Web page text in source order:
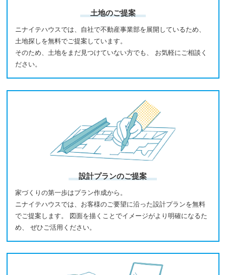
土地のご提案
ニナイテハウスでは、自社で不動産事業部を展開しているため、
土地探しを無料でご提案しています。
そのため、土地をまだ見つけていない方でも、 お気軽にご相談く
ださい。
設計プランのご提案
家づくりの第一歩はプラン作成から。
ニナイテハウスでは、お客様のご要望に沿った設計プランを無料
でご提案します。 図面を描くことでイメージがより明確になるた
め、 ぜひご活用ください。